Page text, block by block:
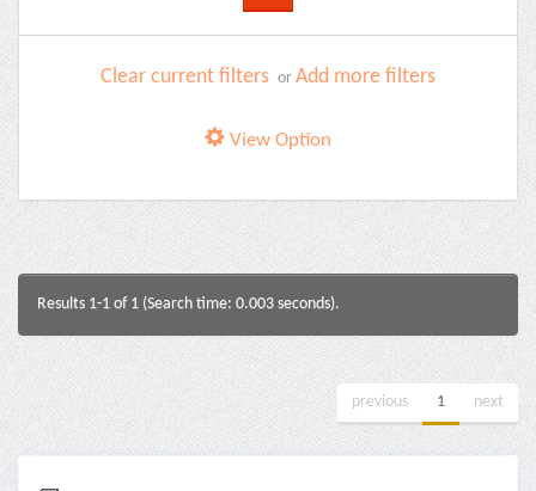
Clear current filters or Add more filters
View Option
Results 1-1 of 1 (Search time: 0.003 seconds).
previous 1 next